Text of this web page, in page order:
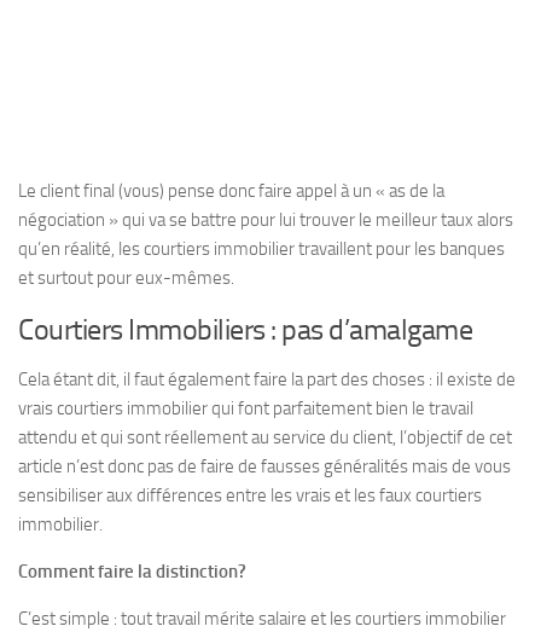
Le client final (vous) pense donc faire appel à un « as de la
négociation » qui va se battre pour lui trouver le meilleur taux alors
qu’en réalité, les courtiers immobilier travaillent pour les banques
et surtout pour eux-mêmes.
Courtiers Immobiliers : pas d’amalgame
Cela étant dit, il faut également faire la part des choses : il existe de
vrais courtiers immobilier qui font parfaitement bien le travail
attendu et qui sont réellement au service du client, l’objectif de cet
article n’est donc pas de faire de fausses généralités mais de vous
sensibiliser aux différences entre les vrais et les faux courtiers
immobilier.
Comment faire la distinction?
C’est simple : tout travail mérite salaire et les courtiers immobilier